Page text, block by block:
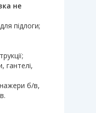
не
підлоги;
гантелі,
б/в,